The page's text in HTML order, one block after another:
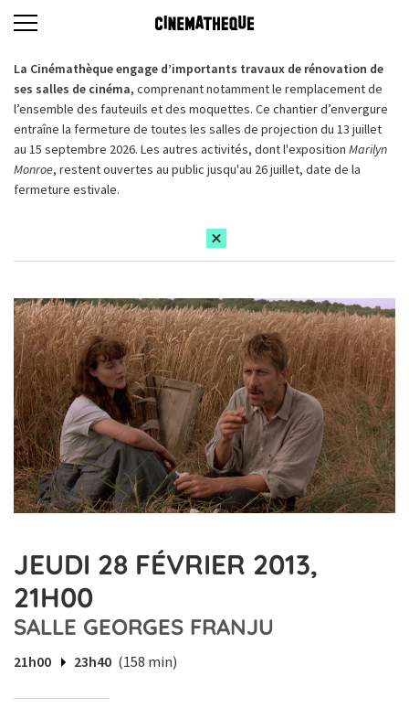
La Cinémathèque engage d’importants travaux de rénovation de
ses salles de cinéma, comprenant notamment le remplacement de
l’ensemble des fauteuils et des moquettes. Ce chantier d’envergure
entraîne la fermeture de toutes les salles de projection du 13 juillet
au 15 septembre 2026. Les autres activités, dont l'exposition Marilyn
Monroe, restent ouvertes au public jusqu'au 26 juillet, date de la
fermeture estivale.
JEUDI 28 FÉVRIER 2013,
21H00
SALLE GEORGES FRANJU
21h00 23h40 (158 min)